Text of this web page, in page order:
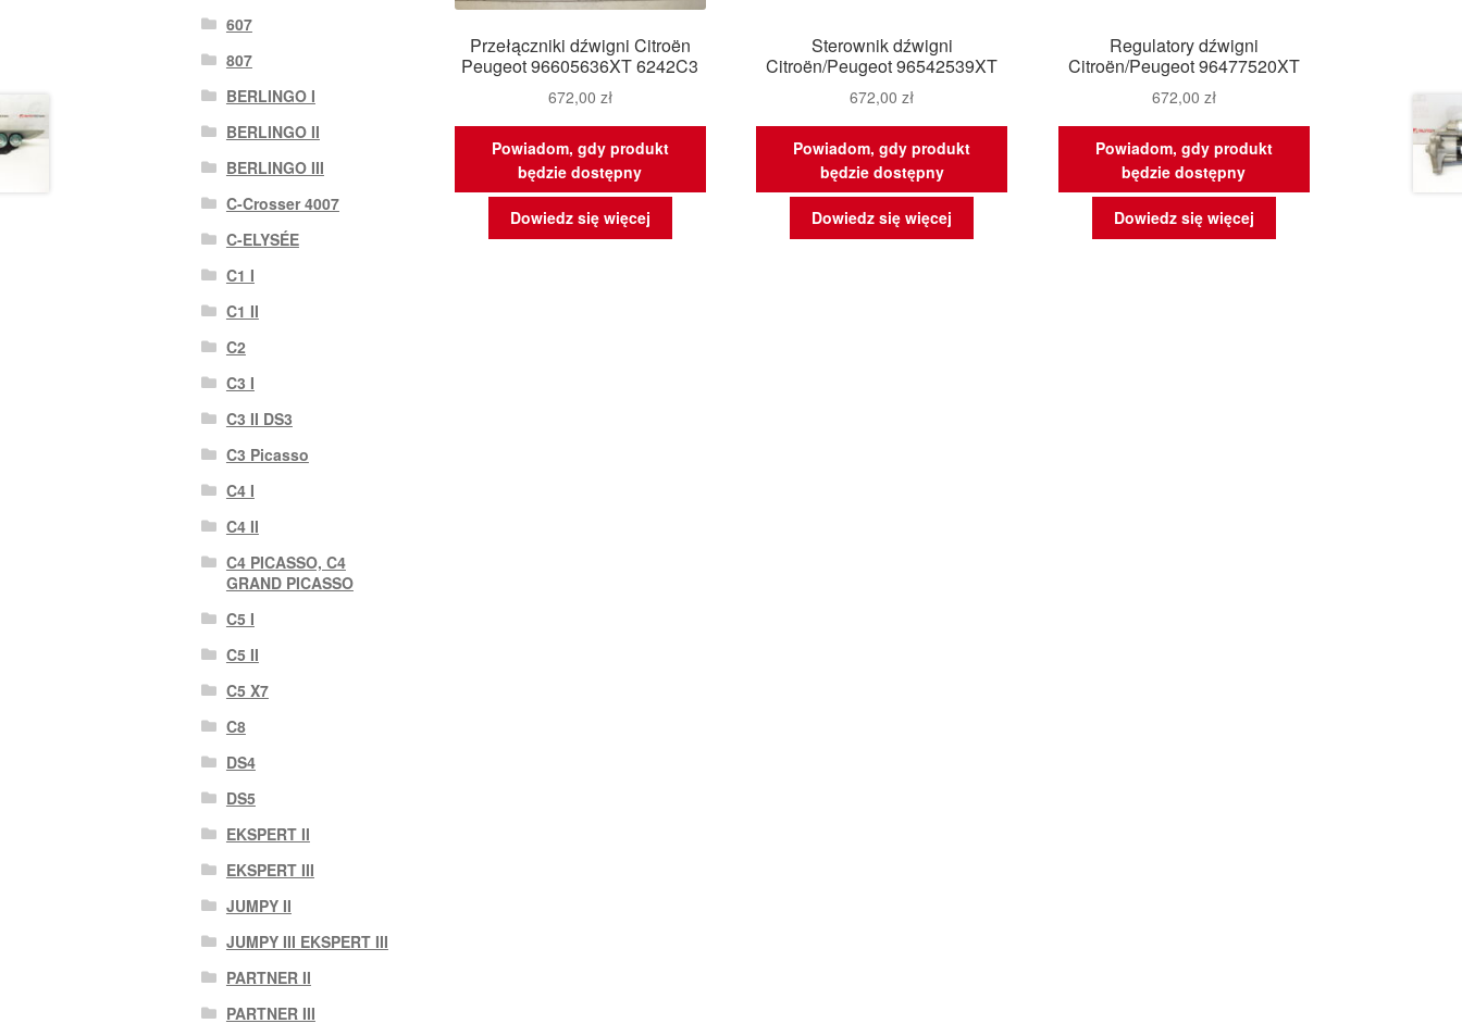
Przełączniki dźwigni Citroën
Peugeot 96605636XT 6242C3
672,00 zł
Powiadom, gdy produkt
będzie dostępny
Dowiedz się więcej
Sterownik dźwigni
Citroën/Peugeot 96542539XT
672,00zł
Powiadom, gdy produkt
będzie dostępny
Dowiedz się więcej
Regulatory dźwigni
Citroën/Peugeot 96477520XT
672,00 zł
Powiadom, gdy produkt
będzie dostępny
Dowiedz się więcej
607
807
BERLINGO I
BERLINGO II
BERLINGO III
C-Crosser 4007
C-ELYSÉE
C1 I
C1 II
C2
C3 I
C3 II DS3
C3 Picasso
C4 I
C4 II
C4 PICASSO, C4
GRAND PICASSO
C5 I
C5 II
C5 X7
C8
DS4
DS5
EKSPERT II
EKSPERT III
JUMPY II
JUMPY III EKSPERT III
PARTNER II
PARTNER III